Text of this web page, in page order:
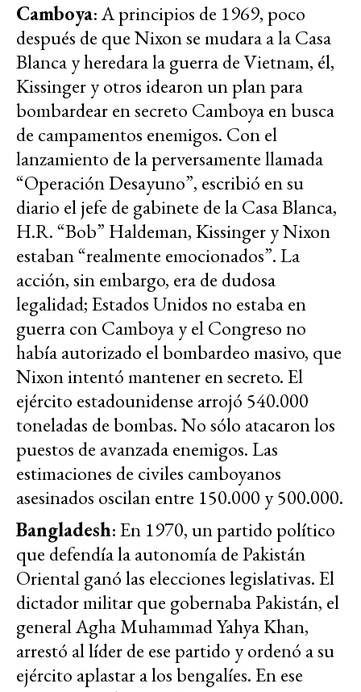
Camboya: A principios de 1969, poco
después de que Nixon se mudara a la Casa
Blanca y heredara la guerra de Vietnam, él,
Kissinger y otros idearon un plan para
bombardear en secreto Camboya en busca
de campamentos enemigos. Con el
lanzamiento de la perversamente llamada
“Operación Desayuno”, escribió en su
diario el jefe de gabinete de la Casa Blanca,
H.R. “Bob” Haldeman, Kissinger y Nixon
estaban “realmente emocionados”. La
acción, sin embargo, era de dudosa
legalidad; Estados Unidos no estaba en
guerra con Camboya y el Congreso no
había autorizado el bombardeo masivo, que
Nixon intentó mantener en secreto. El
ejército estadounidense arrojó 540.000
toneladas de bombas. No sólo atacaron los
puestos de avanzada enemigos. Las
estimaciones de civiles camboyanos
asesinados oscilan entre 150.000 y 500.000.
Bangladesh: En 1970, un partido político
que defendía la autonomía de Pakistán
Oriental ganó las elecciones legislativas. El
dictador militar que gobernaba Pakistán, el
general Agha Muhammad Yahya Khan,
arrestó al líder de ese partido y ordenó a su
ejército aplastar a los bengalíes. En ese